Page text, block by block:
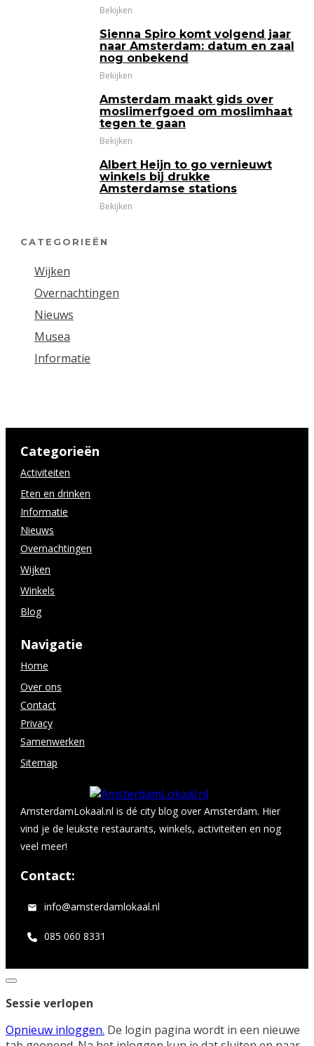
Bekijken
Sienna Spiro komt volgend jaar
naar Amsterdam: datum en zaal
nog onbekend
Bekijken
Amsterdam maakt gids over
moslimerfgoed om moslimhaat
tegen te gaan
Bekijken
Albert Heijn to go vernieuwt
winkels bij drukke
Amsterdamse stations
Bekijken
CATEGORIEËN
Wijken
Overnachtingen
Nieuws
Musea
Informatie
AmsterdamLokaal.nl is dé city blog over Amsterdam. Hier
vind je de leukste restaurants, winkels, activiteiten en nog
veel meer!
Contact:
info@amsterdamlokaal.nl
085 060 8331
Navigatie
Home
Over ons
Contact
Privacy
Samenwerken
Sitemap
Categorieën
Activiteiten
Eten en drinken
Informatie
Nieuws
Overnachtingen
Wijken
Winkels
Blog
Dialoogvenster
Sessie verlopen
Opnieuw inloggen. De login pagina wordt in een nieuwe